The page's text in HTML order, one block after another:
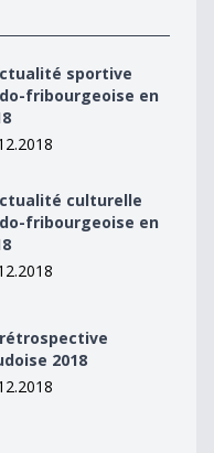
fribourgeoise en 2018
sportive
fribourgeoise en
fribourgeoise en
culturelle
fribourgeoise en
2018